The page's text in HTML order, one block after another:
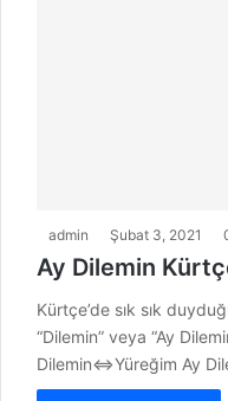
admin Şubat 3, 2021
Ay Dilemin
Kürtçe’de sık sık
“Dilemin” veya “Ay
Dilemin⇔Yüreğim Ay